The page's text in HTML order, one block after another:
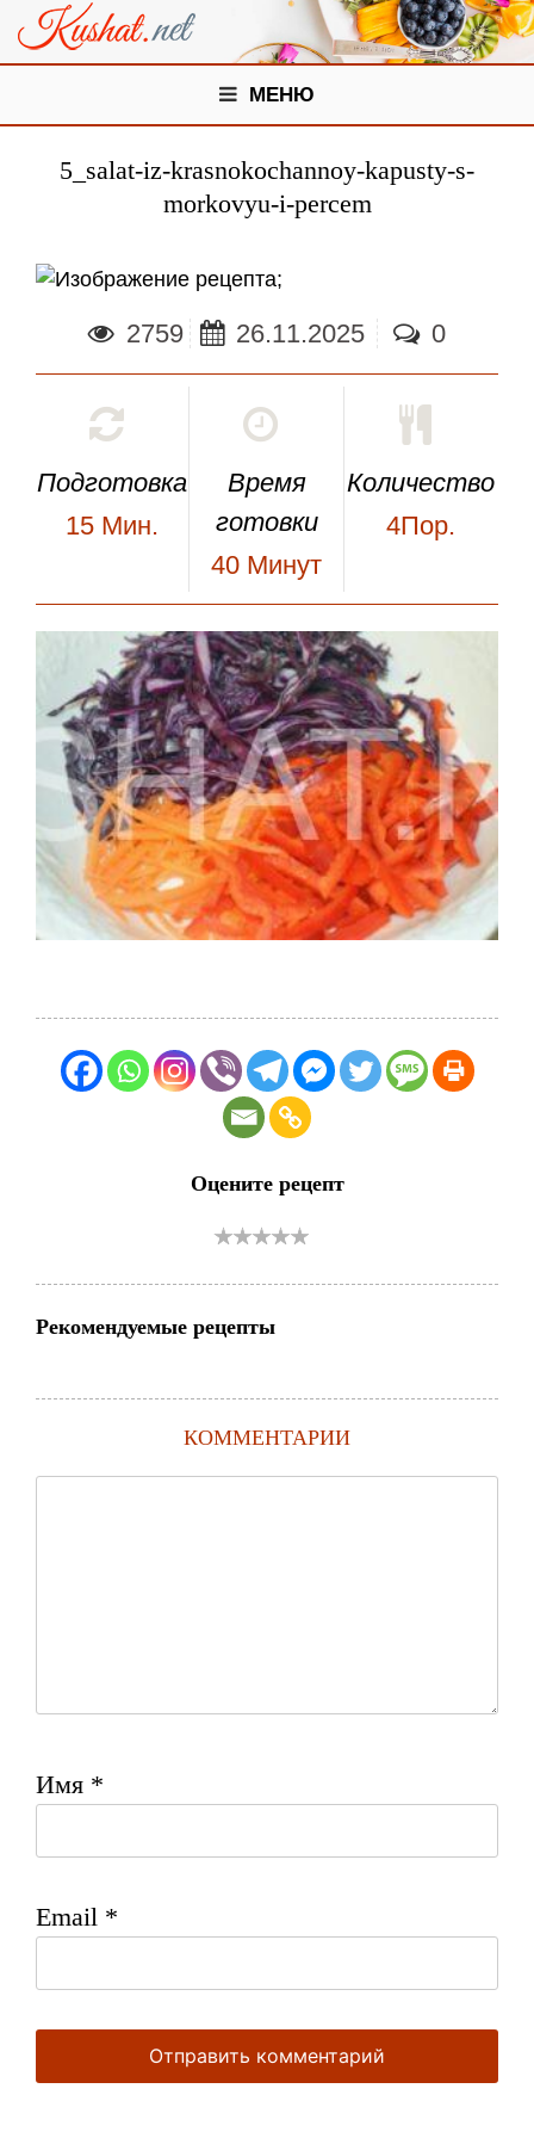
МЕНЮ
5_salat-iz-krasnokochannoy-kapusty-s-
morkovyu-i-percem
;
2759 26.11.2025 0
Подготовка
15 Мин.
Время
готовки
40 Минут
Количество
4Пор.
Оцените рецепт
Рекомендуемые рецепты
КОММЕНТАРИИ
Имя *
Email *